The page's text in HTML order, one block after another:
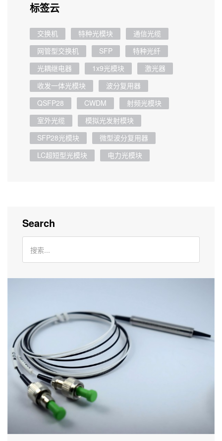
标签云
交换机 特种光模块
通信光缆
网管型交换机
SFP
特种光纤
光耦继电器
1x9光模块
激光器
收发一体光模块
波分复用器
QSFP28
CWDM
射频光模块
室外光缆
模拟光发射模块
SFP28光模块
微型波分复用器
LC超短型光模块
电力光模块
Search